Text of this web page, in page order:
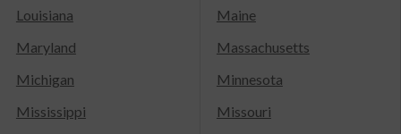
Louisiana
Maine
Maryland
Massachusetts
Michigan
Minnesota
Mississippi
Missouri